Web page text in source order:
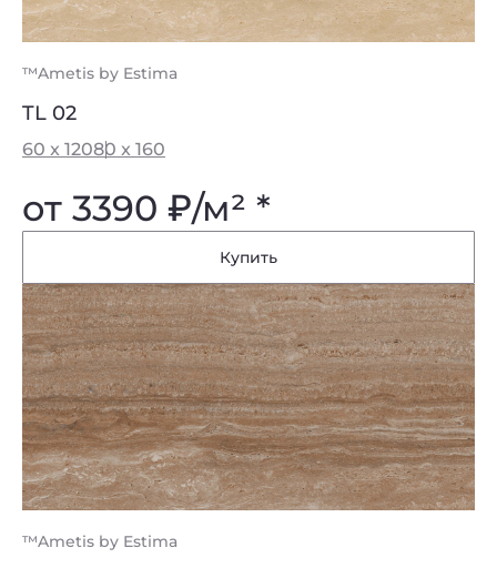
™Ametis by Estima
TL 02
60 x 12080 x 160
от 3390 ₽/м² *
Купить
™Ametis by Estima